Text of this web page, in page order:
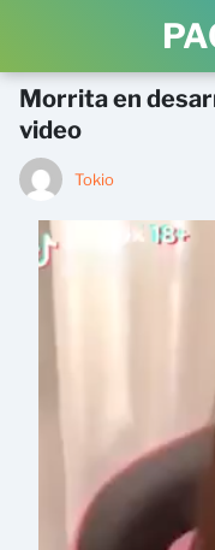
Morrita en
video
Tokio